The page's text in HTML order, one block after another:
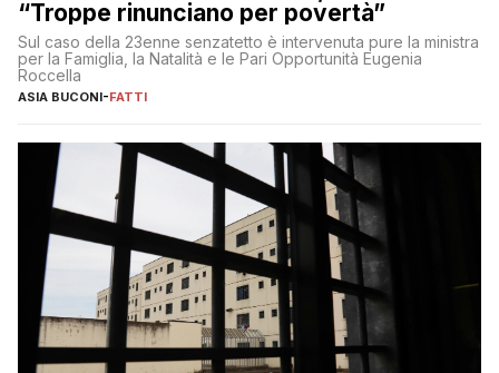
“Troppe rinunciano per povertà”
Sul caso della 23enne senzatetto è intervenuta pure la ministra
per la Famiglia, la Natalità e le Pari Opportunità Eugenia
Roccella
ASIA BUCONI-FATTI